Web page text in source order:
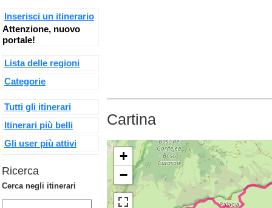
Cartina
+
−
Inserisci un itinerario
Attenzione, nuovo
portale!
Lista delle regioni
Categorie
Tutti gli itinerari
Itinerari più belli
Gli user più attivi
Ricerca
Cerca negli itinerari